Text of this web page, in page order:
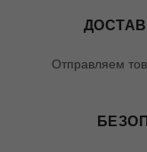
Отправляем